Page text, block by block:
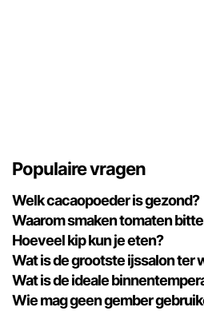
Populaire vragen
Welk cacaopoeder is gezond?
Waarom smaken tomaten
Hoeveel kip kun je eten?
Wat is de grootste ijssalon ter
Wat is de ideale
Wie mag geen gember